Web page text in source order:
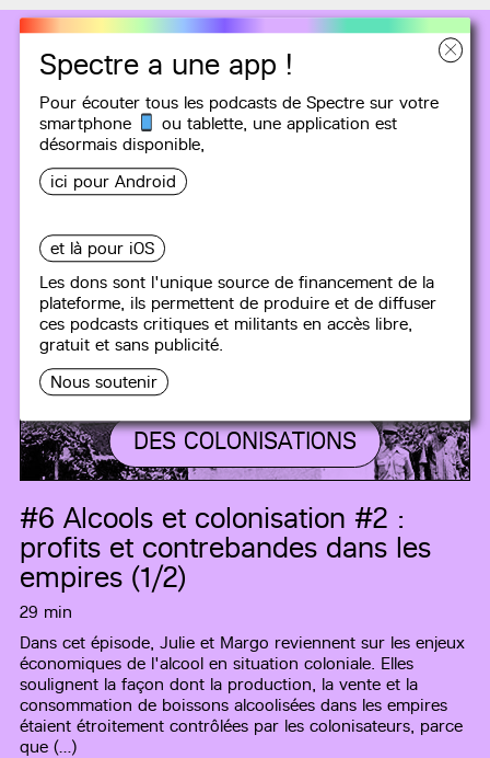
Spectre a une app !
Pour écouter tous les podcasts de Spectre sur votre
smartphone
ou tablette, uneapplication est
désormais disponible,
ici pour Android
et là pour iOS
Les dons sont l'unique source de financement de la
plateforme, ils permettent de produire et de diffuser
ces podcasts critiques et militants en accès libre,
gratuit et sans publicité.
Nous soutenir
DES COLONISATIONS
#6 Alcools et colonisation #2 :
profits et contrebandes dans les
empires (1/2)
29 min
Dans cet épisode, Julie et Margo reviennent sur les enjeux
économiques de l'alcool en situation coloniale. Elles
soulignent la façon dont la production, la vente et la
consommation de boissons alcoolisées dans les empires
étaient étroitement contrôlées par les colonisateurs, parce
que (…)